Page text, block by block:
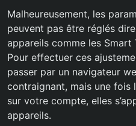
Malheureusement, les
peuvent pas être réglés
appareils comme les Smart
Pour effectuer ces
passer par un navigateur
contraignant, mais une fois
sur votre compte, elles
appareils.